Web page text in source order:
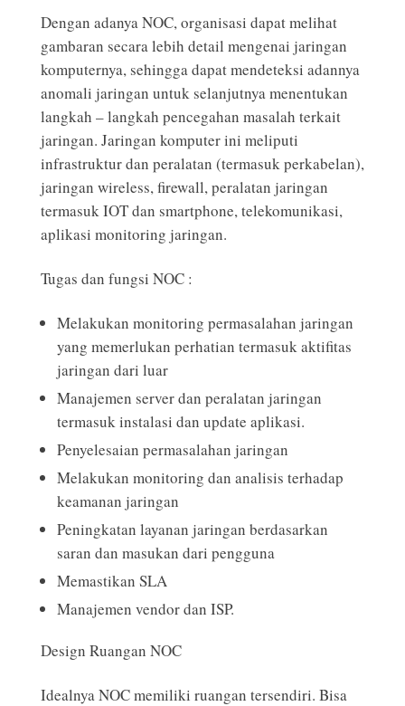
Dengan adanya NOC, organisasi dapat melihat
gambaran secara lebih detail mengenai jaringan
komputernya, sehingga dapat mendeteksi adannya
anomali jaringan untuk selanjutnya menentukan
langkah – langkah pencegahan masalah terkait
jaringan. Jaringan komputer ini meliputi
infrastruktur dan peralatan (termasuk perkabelan),
jaringan wireless, firewall, peralatan jaringan
termasuk IOT dan smartphone, telekomunikasi,
aplikasi monitoring jaringan.
Tugas dan fungsi NOC :
Melakukan monitoring permasalahan jaringan
yang memerlukan perhatian termasuk aktifitas
jaringan dari luar
Manajemen server dan peralatan jaringan
termasuk instalasi dan update aplikasi.
Penyelesaian permasalahan jaringan
Melakukan monitoring dan analisis terhadap
keamanan jaringan
Peningkatan layanan jaringan berdasarkan
saran dan masukan dari pengguna
Memastikan SLA
Manajemen vendor dan ISP.
Design Ruangan NOC
Idealnya NOC memiliki ruangan tersendiri. Bisa